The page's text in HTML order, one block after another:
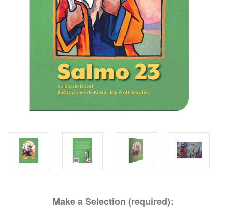
Make a Selection (required):